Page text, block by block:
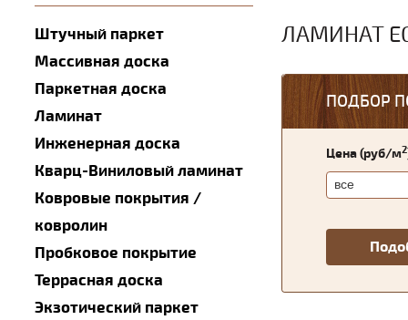
Штучный паркет
Массивная доска
Паркетная доска
Ламинат
Инженерная доска
Кварц-Виниловый ламинат
Ковровые покрытия /
ковролин
Пробковое покрытие
Террасная доска
Экзотический паркет
ЛАМИНАТ
ПОДБОР
Цена (руб/м2